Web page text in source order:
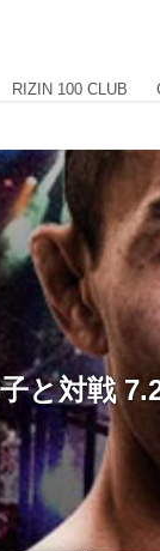
RIZIN 100 CLUB
と対戦